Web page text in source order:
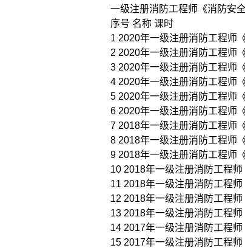
一级注册消防工程师《消防安
序号 名称 课时
1 2020年一级注册消防工程师
2 2020年一级注册消防工程师
3 2020年一级注册消防工程师
4 2020年一级注册消防工程师
5 2020年一级注册消防工程师
6 2020年一级注册消防工程师
7 2018年一级注册消防工程师
8 2018年一级注册消防工程师
9 2018年一级注册消防工程师
10 2018年一级注册消防工程
11 2018年一级注册消防工程
12 2018年一级注册消防工程
13 2018年一级注册消防工程
14 2017年一级注册消防工程
15 2017年一级注册消防工程